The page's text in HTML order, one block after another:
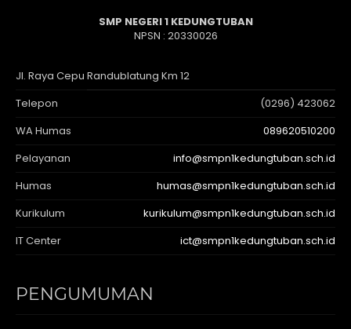
SMP NEGERI 1 KEDUNGTUBAN
NPSN : 20330026
Jl. Raya Cepu Randublatung Km 12
Telepon
(0296) 423062
WA Humas
089620510200
Pelayanan
info@smpn1kedungtuban.sch.id
Humas
humas@smpn1kedungtuban.sch.id
Kurikulum
kurikulum@smpn1kedungtuban.sch.id
IT Center
ict@smpn1kedungtuban.sch.id
PENGUMUMAN